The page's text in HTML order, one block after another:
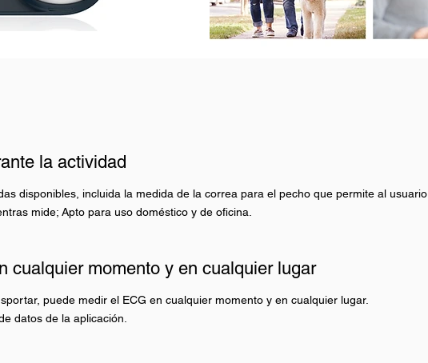
la actividad
disponibles, incluida la medida de la correa para el pecho que permite al usuario
mide; Apto para uso doméstico y de oficina.
cualquier momento y en cualquier lugar
puede medir el ECG en cualquier momento y en cualquier lugar.
datos de la aplicación.